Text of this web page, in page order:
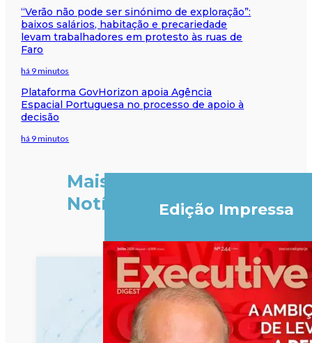
“Verão não pode ser sinónimo de exploração”:
baixos salários, habitação e precariedade
levam trabalhadores em protesto às ruas de
Faro
há 9 minutos
Plataforma GovHorizon apoia Agência
Espacial Portuguesa no processo de apoio à
decisão
há 9 minutos
Mais
Notícias
Edição Impressa